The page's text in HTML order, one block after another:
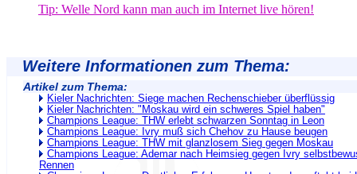
Tip: Welle Nord kann man auch im Internet live hören!
Weitere Informationen zum Thema:
Artikel zum Thema:
Kieler Nachrichten: Siege machen Rechenschieber überflüssig
Kieler Nachrichten: "Moskau wird ein schweres Spiel haben"
Champions League: THW erlebt schwarzen Sonntag in Leon
Champions League: Ivry muß sich Chehov zu Hause beugen
Champions League: THW mit glanzlosem Sieg gegen Moskau
Champions League: Ademar nach Heimsieg gegen Ivry
Rennen